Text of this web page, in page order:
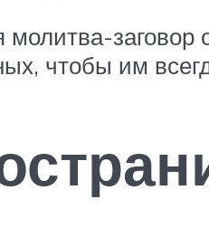
молитва-
чтобы им